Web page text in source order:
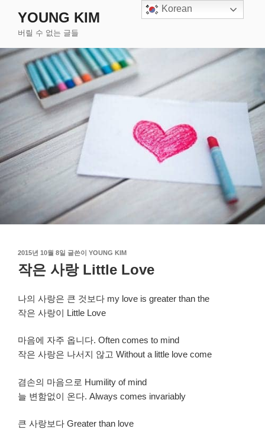
로
바
기
YOUNG KIM
버릴 수 없는 글들
작
성
일
2015년 10월 8일 글쓴이 YOUNG KIM
작은 사랑 Little Love
나의 사랑은 큰 것보다 my love is greater than the
작은 사랑이 Little Love
마음에 자주 옵니다. Often comes to mind
작은 사랑은 나서지 않고 Without a little love come
겸손의 마음으로 Humility of mind
늘 변함없이 온다. Always comes invariably
큰 사랑보다 Greater than love
Korean